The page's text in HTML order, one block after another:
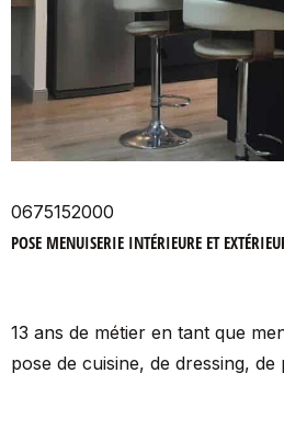
0675152000
POSE MENUISERIE INTÉRIEURE ET
13 ans de métier en tant que
pose de cuisine, de dressing,